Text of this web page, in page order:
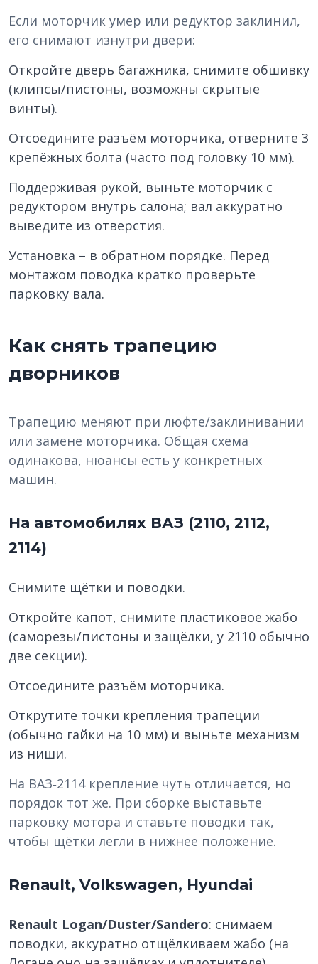
Если моторчик умер или редуктор заклинил,
его снимают изнутри двери:
Откройте дверь багажника, снимите обшивку
(клипсы/пистоны, возможны скрытые
винты).
Отсоедините разъём моторчика, отверните 3
крепёжных болта (часто под головку 10 мм).
Поддерживая рукой, выньте моторчик с
редуктором внутрь салона; вал аккуратно
выведите из отверстия.
Установка – в обратном порядке. Перед
монтажом поводка кратко проверьте
парковку вала.
Как снять трапецию
дворников
Трапецию меняют при люфте/заклинивании
или замене моторчика. Общая схема
одинакова, нюансы есть у конкретных
машин.
На автомобилях ВАЗ (2110, 2112,
2114)
Снимите щётки и поводки.
Откройте капот, снимите пластиковое жабо
(саморезы/пистоны и защёлки, у 2110 обычно
две секции).
Отсоедините разъём моторчика.
Открутите точки крепления трапеции
(обычно гайки на 10 мм) и выньте механизм
из ниши.
На ВАЗ‑2114 крепление чуть отличается, но
порядок тот же. При сборке выставьте
парковку мотора и ставьте поводки так,
чтобы щётки легли в нижнее положение.
Renault, Volkswagen, Hyundai
Renault Logan/Duster/Sandero: снимаем
поводки, аккуратно отщёлкиваем жабо (на